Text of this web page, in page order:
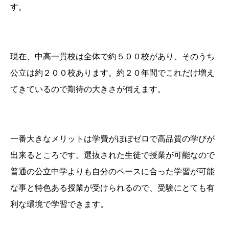
す。
現在、中高一貫校は全体で約５００校があり、そのうち
公立は約２００校あります。約２０年間でこれだけ増え
てきているので期待の大きさが伺えます。
一番大きなメリットは学費がほぼゼロで高品質の学びが
出来るところです。選抜された生徒で授業が可能なので
普通の公立中学よりも自分のペースに合った学習が可能
な事と特色ある授業が受けられるので、受験にとても有
利な環境で学習できます。